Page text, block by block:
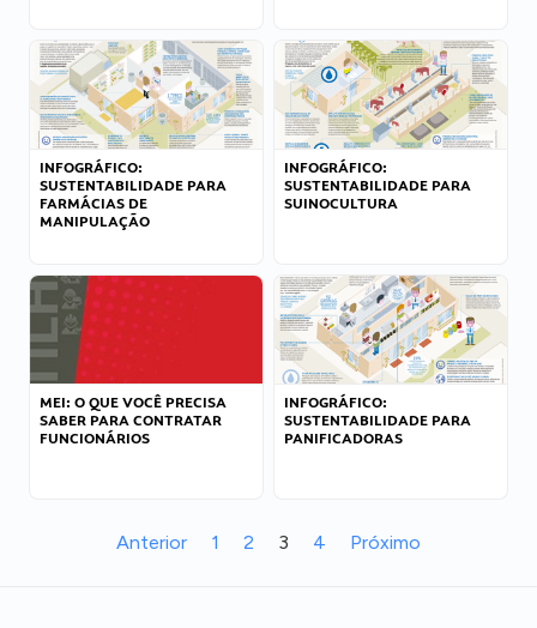
INFOGRÁFICO:
SUSTENTABILIDADE PARA
FARMÁCIAS DE
MANIPULAÇÃO
INFOGRÁFICO:
SUSTENTABILIDADE PARA
SUINOCULTURA
MEI: O QUE VOCÊ PRECISA
SABER PARA CONTRATAR
FUNCIONÁRIOS
INFOGRÁFICO:
SUSTENTABILIDADE PARA
PANIFICADORAS
Anterior 1 2 3 4 Próximo